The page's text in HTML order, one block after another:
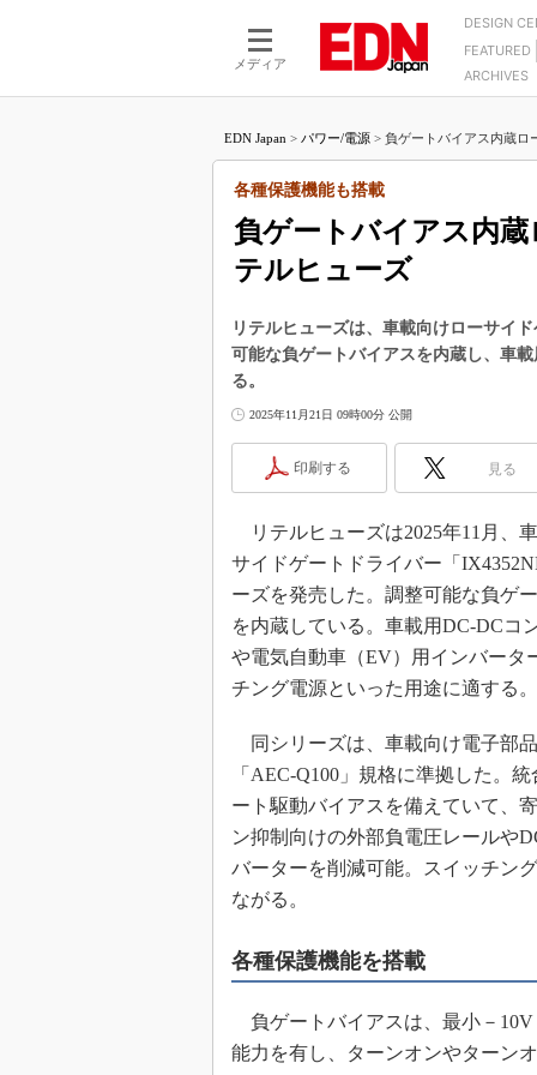
メディア
DESIGN
モーターLSI
FEATURED
つながるクルマ
エレクトロニクス入門
5G（EE Times Japan）
製品解剖（EE Times Japan）
ARCHIVES
マイクロプロセッサ懐古
中堅技術者に贈る電子部
用講座
たった2つの式で始める
バーターの設計
Wired, Weird
マイコン講座
記録計／データロガーの
ズ編
めざせ高効率！ モーター
座
Bluetooth mesh入門
「SPICEの仕組みとその
最新記事一覧
USB Type-Cの登場で評
う変わる？
IoT時代の無線規格を知
IoT時代の無線規格を知る
編】
EDN Japan > パワー/電源 > 負ゲートバイアス内蔵ロ
負ゲートバイアス内
テルヒューズ
各種保護機能も搭載
リテルヒューズは、車載向けローサイ
可能な負ゲートバイアスを内蔵し、車
る。
2025年11月21日 09時00分 公開
印刷する 見る
リテルヒューズは2025年11月、
サイドゲートドライバー「
ーズを発売した。調整可能な負ゲ
を内蔵している。車載用DC-DCコ
や電気自動車（EV）用インバータ
チング電源といった用途に適する。
同シリーズは、車載向け電子部
「AEC-Q100」規格に準拠した。
ート駆動バイアスを備えていて、
ン抑制向けの外部負電圧レールや
バーターを削減可能。スイッチン
ながる。
各種保護機能を搭載
負ゲートバイアスは、最小－
能力を有し、ターンオンやターン